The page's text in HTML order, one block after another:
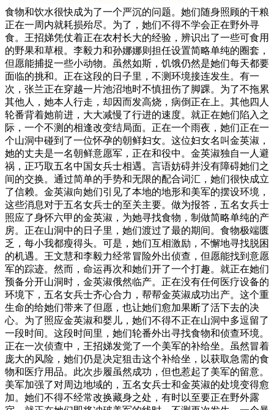
食物和饮水很快成为了一个严沉的问题。她们随身照顾的干粮
正在一周内就耗损殆尽。为了，她们不得不学会正在野外寻
食。王招娣凭仗着正在农村长大的经验，辨识出了一些可食用
的野果和草根。李毅力和孙娜娜则担任设置简略单纯的圈套，
但愿能捕捉一些小动物。虽然如斯，饥饿仍然是她们每天都要
面临的挑和。正在这段的日子里，不测环境接连发生。有一
次，张兰正在穿越一片池沼地时不慎扭伤了脚踝。为了不拖累
其他人，她本人行走，却因而发高烧，病倒正在上。其他四人
轮番背着她前进，大大减慢了行进的速度。就正在她们陷入之
际，一个不测的相逢改变结局面。正在一个雨夜，她们正在一
个山洞中碰到了一位怀孕的朝鲜妇女。这位妇女名叫金英淑，
她的丈夫是一名朝鲜意愿军，正在和役中。金英淑独自一人避
祸，正巧取五名中国女兵士相遇。言语妨碍并没有障碍她们之
间的交换。通过简单的手势和无限的配合词汇，她们很快成立
了信赖。金英淑向她们引见了本地的地形和美军的摆设环境，
这些消息对于五名女兵士的至关主要。做为报答，五名女兵士
照应了身怀六甲的金英淑，为她寻找食物，制做简略单纯的产
房。正在山洞中的日子里，她们渡过了最的期间。食物极端匮
乏，每小我都瘦得头。可是，她们互相激励，不懈地寻找脱困
的机遇。王文慧和李毅力经常冒险外出侦查，但愿能找到意愿
军的踪迹。然而，命运再次和她们开了一个打趣。就正在她们
预备分开山洞时，金英淑俄然临产。正在没有任何医疗设备的
环境下，五名女兵士齐心合力，帮帮金英淑成功出产。这个重
生命的给她们带来了但愿，也让她们愈加果断了活下去的决
心。为了照应金英淑和婴儿，她们不得不正在山洞中多逗留了
一段时间。这段时间里，她们轮番外出寻找食物和侦查环境。
正在一次侦查中，王招娣发觉了一个美军的补给坐。虽然冒着
庞大的风险，她们仍是决定狙击这个补给坐，以获取急需的食
物和医疗用品。此次步履虽然成功，但也惹起了美军的留意。
美军加强了对周边地域的，五名女兵士和金英淑的处境变得愈
加。她们不得不经常改换藏身之处，有时以至要正在野外露